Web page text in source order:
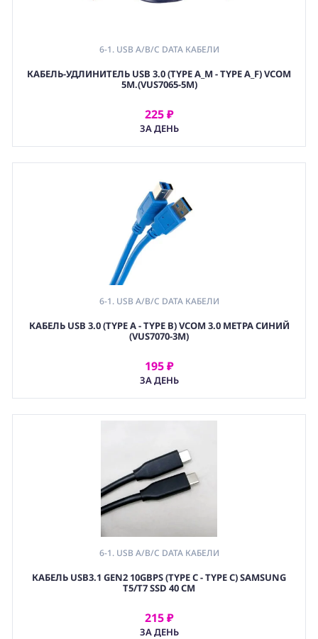
6-1. USB A/B/C DATA КАБЕЛИ
КАБЕЛЬ-УДЛИНИТЕЛЬ USB 3.0 (TYPE A_M - TYPE A_F) VCOM
5М.(VUS7065-5M)
225 ₽
ЗА ДЕНЬ
АРЕНДОВАТЬ
6-1. USB A/B/C DATA КАБЕЛИ
КАБЕЛЬ USB 3.0 (TYPE A - TYPE B) VCOM 3.0 МЕТРА СИНИЙ
(VUS7070-3M)
195 ₽
ЗА ДЕНЬ
АРЕНДОВАТЬ
6-1. USB A/B/C DATA КАБЕЛИ
КАБЕЛЬ USB3.1 GEN2 10GBPS (TYPE C - TYPE C) SAMSUNG
T5/T7 SSD 40 СМ
215 ₽
ЗА ДЕНЬ
АРЕНДОВАТЬ